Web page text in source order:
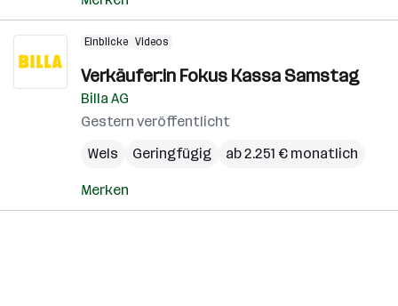
Einblicke Videos
Verkäufer:in Fokus Kassa Samstag
Billa AG
Gestern veröffentlicht
Wels
Geringfügig ab 2.251 € monatlich
Merken